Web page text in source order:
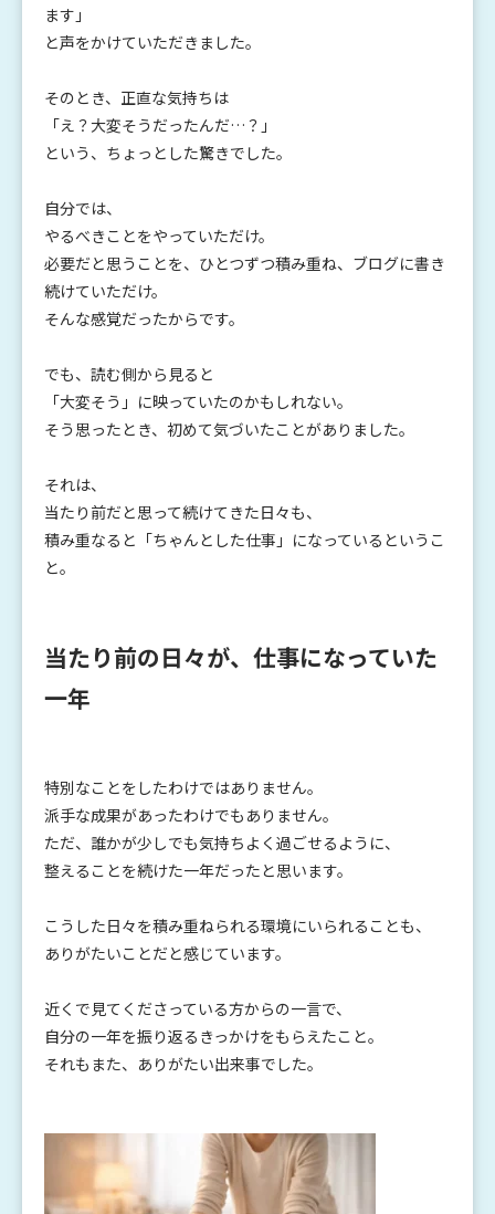
ます」
と声をかけていただきました。
そのとき、正直な気持ちは
「え？大変そうだったんだ…？」
という、ちょっとした驚きでした。
自分では、
やるべきことをやっていただけ。
必要だと思うことを、ひとつずつ積み重ね、ブログに書き
続けていただけ。
そんな感覚だったからです。
でも、読む側から見ると
「大変そう」に映っていたのかもしれない。
そう思ったとき、初めて気づいたことがありました。
それは、
当たり前だと思って続けてきた日々も、
積み重なると「ちゃんとした仕事」になっているというこ
と。
当たり前の日々が、仕事になっていた
一年
特別なことをしたわけではありません。
派手な成果があったわけでもありません。
ただ、誰かが少しでも気持ちよく過ごせるように、
整えることを続けた一年だったと思います。
こうした日々を積み重ねられる環境にいられることも、
ありがたいことだと感じています。
近くで見てくださっている方からの一言で、
自分の一年を振り返るきっかけをもらえたこと。
それもまた、ありがたい出来事でした。